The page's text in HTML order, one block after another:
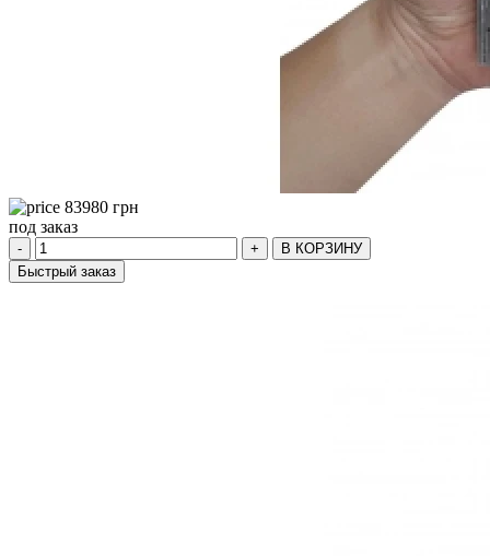
83980 грн
под заказ
- +
В КОРЗИНУ
Быстрый заказ